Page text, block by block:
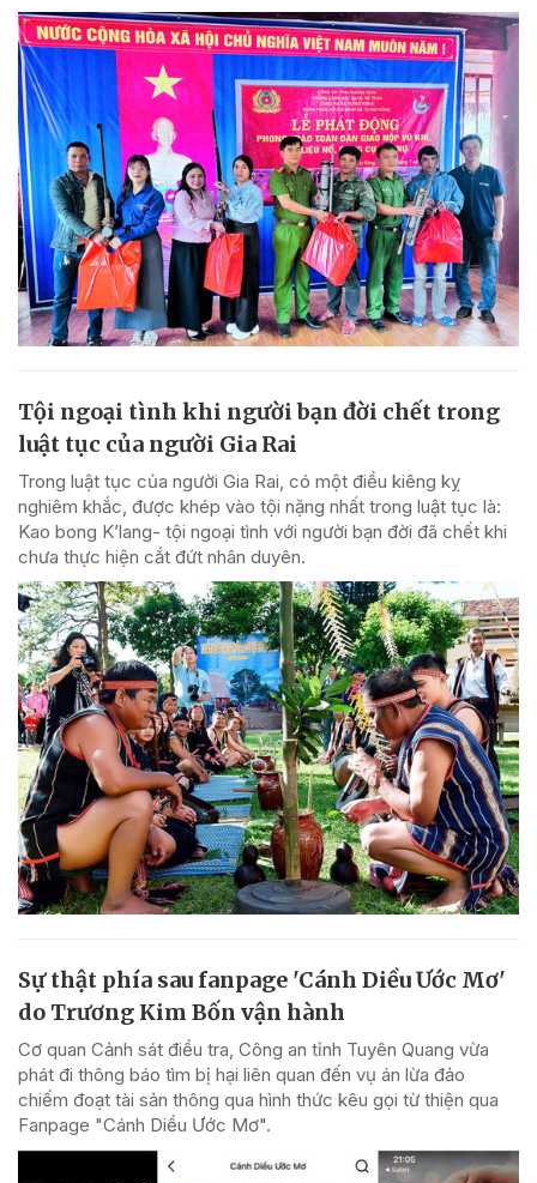
Tội ngoại tình khi người bạn đời chết trong
luật tục của người Gia Rai
Trong luật tục của người Gia Rai, có một điều kiêng kỵ
nghiêm khắc, được khép vào tội nặng nhất trong luật tục là:
Kao bong K’lang- tội ngoại tình với người bạn đời đã chết khi
chưa thực hiện cắt đứt nhân duyên.
Sự thật phía sau fanpage 'Cánh Diều Ước Mơ'
do Trương Kim Bốn vận hành
Cơ quan Cảnh sát điều tra, Công an tỉnh Tuyên Quang vừa
phát đi thông báo tìm bị hại liên quan đến vụ án lừa đảo
chiếm đoạt tài sản thông qua hình thức kêu gọi từ thiện qua
Fanpage "Cánh Diều Ước Mơ".